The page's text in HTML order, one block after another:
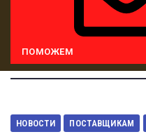
ПОМОЖЕМ
НОВОСТИ ПОСТАВЩИКАМ